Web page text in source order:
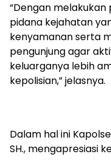
“Dengan
pidana kejahatan
kenyamanan serta
pengunjung agar
keluarganya lebih
kepolisian,” jelasnya.
Dalam hal ini
SH., mengapresiasi